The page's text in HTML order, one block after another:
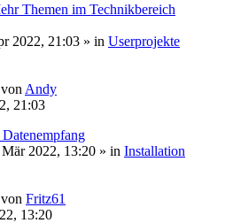
Themen im Technikbereich
2022, 21:03 » in Userprojekte
von Andy
21:03
2022, 13:20 » in Installation
von Fritz61
13:20